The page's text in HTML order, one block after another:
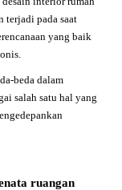
terjadi pada saat
yang baik
beda dalam
salah satu hal yang
ruangan